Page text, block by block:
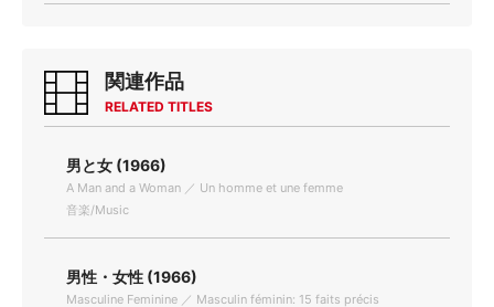
関連作品
RELATED TITLES
男と女 (1966)
A Man and a Woman ／ Un homme et une femme
音楽/Music
男性・女性 (1966)
Masculine Feminine ／ Masculin féminin: 15 faits précis